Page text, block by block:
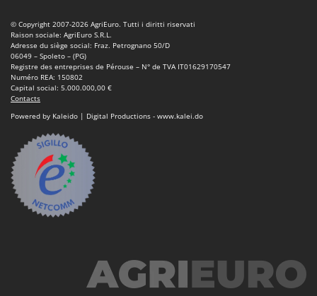
© Copyright 2007-2026 AgriEuro. Tutti i diritti riservati
Raison sociale: AgriEuro S.R.L.
Adresse du siège social: Fraz. Petrognano 50/D
06049 – Spoleto – (PG)
Registre des entreprises de Pérouse – N° de TVA IT01629170547
Numéro REA: 150802
Capital social: 5.000.000,00 €
Contacts
Powered by Kaleido | Digital Productions - www.kalei.do